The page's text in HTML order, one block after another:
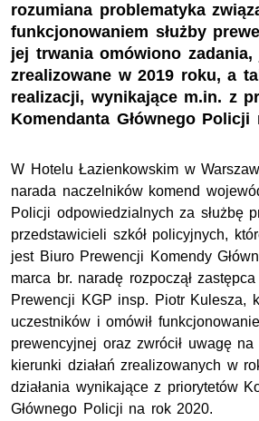
rozumiana problematyka
funkcjonowaniem służby
jej trwania omówiono zadania,
zrealizowane w 2019 roku, a
realizacji, wynikające m.in. z
Komendanta Głównego Policji
W Hotelu Łazienkowskim w
narada naczelników komend
Policji odpowiedzialnych za służbę
przedstawicieli szkół policyjnych,
jest Biuro Prewencji Komendy
marca br. naradę rozpoczął
Prewencji KGP insp. Piotr Kulesza,
uczestników i omówił
prewencyjnej oraz zwrócił uwagę
kierunki działań zrealizowanych w
działania wynikające z priorytetów
Głównego Policji na rok 2020.